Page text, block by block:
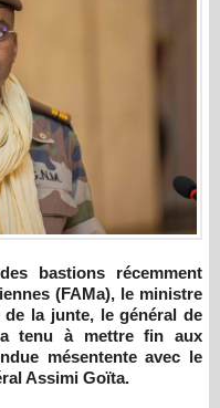
(FAMa), le ministre
la junte, le général de
a tenu à mettre fin aux
mésentente avec le
Assimi Goïta.